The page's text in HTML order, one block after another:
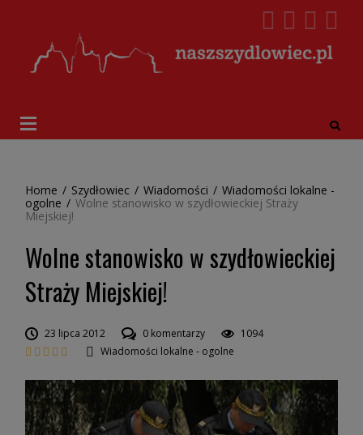
Home / Szydłowiec / Wiadomości / Wiadomości lokalne -
ogolne / Wolne stanowisko w szydłowieckiej Straży
Miejskiej!
Wolne stanowisko w szydłowieckiej
Straży Miejskiej!
23 lipca 2012 0 komentarzy
1094
Wiadomości lokalne - ogolne